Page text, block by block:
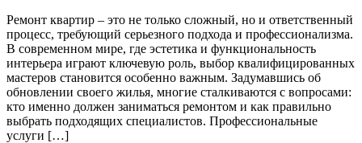
Ремонт квартир – это не только сложный, но и ответственный
процесс, требующий серьезного подхода и профессионализма.
В современном мире, где эстетика и функциональность
интерьера играют ключевую роль, выбор квалифицированных
мастеров становится особенно важным. Задумавшись об
обновлении своего жилья, многие сталкиваются с вопросами:
кто именно должен заниматься ремонтом и как правильно
выбрать подходящих специалистов. Профессиональные
услуги […]